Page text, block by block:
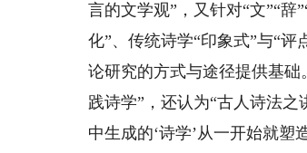
言的文学观”，又针对“文”“辞
化”、传统诗学“印象式”与“
论研究的方式与途径提供基
践诗学”，还认为“古人诗法
中生成的‘诗学’从一开始就